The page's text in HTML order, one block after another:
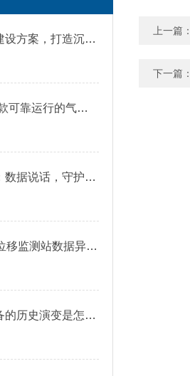
校园科普气象站建设方案，打造沉浸式科普空间
六要素传感器-一款可靠运行的气象设备传感器
水质监测分析仪：数据说话，守护水质安全
一体化gnss地表位移监测站数据异常检测算法
坝体位移监测设备的历史演变是怎样的？
上一篇
下一篇